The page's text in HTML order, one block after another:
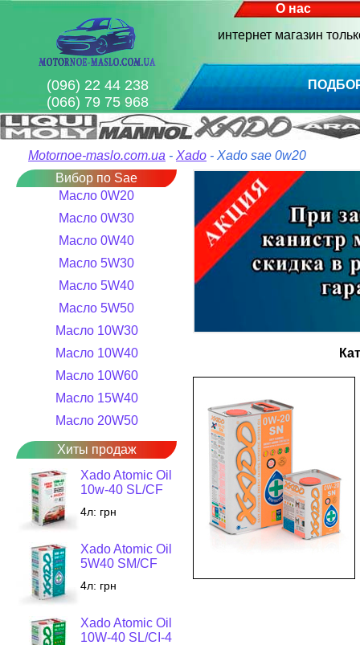
О нас
интернет магазин
(096) 22 44 238
(066) 79 75 968
Motornoe-maslo.com.ua - Xado - Xado sae 0w20
Вибор по Sae
Масло 0W20
Масло 0W30
Масло 0W40
Масло 5W30
Масло 5W40
Масло 5W50
Масло 10W30
Масло 10W40
Масло 10W60
Масло 15W40
Масло 20W50
Хиты продаж
Xado Atomic Oil
10w-40 SL/CF
4л: грн
Xado Atomic Oil
5W40 SM/CF
4л: грн
Xado Atomic Oil
10W-40 SL/CI-4